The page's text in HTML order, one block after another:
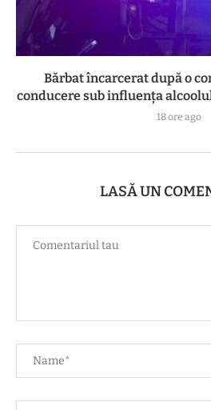
Bărbat încarcerat după o
conducere sub influența
18 ore ago
LASĂ UN